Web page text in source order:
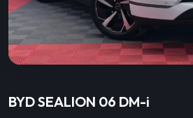
BYD SEALION 06 DM-i